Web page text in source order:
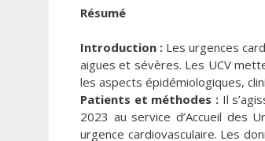
Résumé
Introduction : Les urgences
aigues et sévères. Les UCV
les aspects épidémiologiques,
Patients et méthodes : Il
2023 au service d’Accueil des
urgence cardiovasculaire. Les